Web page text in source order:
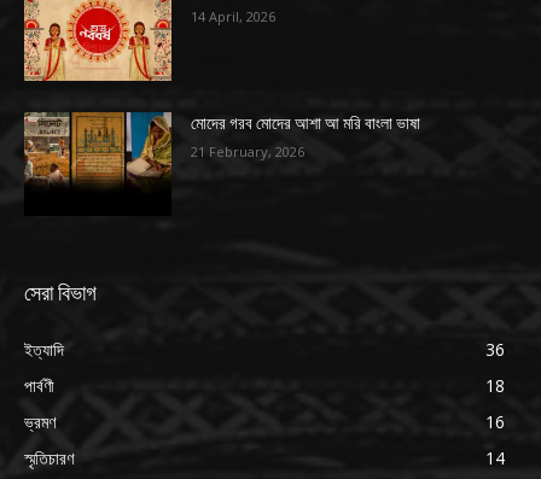
14 April, 2026
মোদের গরব মোদের আশা আ মরি বাংলা ভাষা
21 February, 2026
সেরা বিভাগ
ইত্যাদি
36
পার্বণী
18
ভ্রমণ
16
স্মৃতিচারণ
14